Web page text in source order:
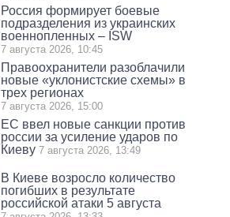
Россия формирует боевые
подразделения из украинских
военнопленных – ISW
7 августа 2026, 10:45
Правоохранители разоблачили
новые «уклонистские схемы» в
трех регионах
7 августа 2026, 15:00
ЕС ввел новые санкции против
россии за усиление ударов по
Киеву 7 августа 2026, 13:49
В Киеве возросло количество
погибших в результате
российской атаки 5 августа